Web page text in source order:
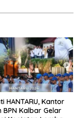
HANTARU, Kantor
BPN Kalbar Gelar